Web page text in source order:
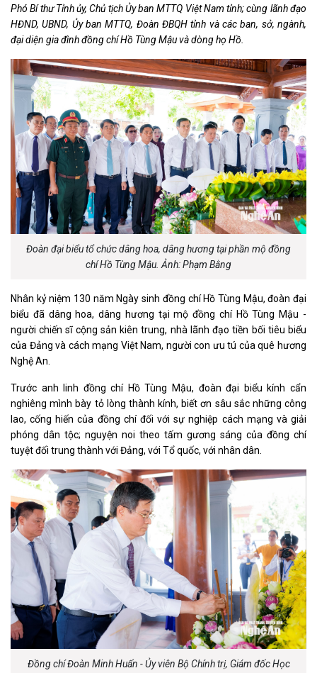
Phó Bí thư Tỉnh ủy, Chủ tịch Ủy ban MTTQ Việt Nam tỉnh; cùng lãnh đạo
HĐND, UBND, Ủy ban MTTQ, Đoàn ĐBQH tỉnh và các ban, sở, ngành,
đại diện gia đình đồng chí Hồ Tùng Mậu và dòng họ Hồ.
Đoàn đại biểu tổ chức dâng hoa, dâng hương tại phần mộ đồng
chí Hồ Tùng Mậu. Ảnh: Phạm Bằng
Nhân kỷ niệm 130 năm Ngày sinh đồng chí Hồ Tùng Mậu, đoàn đại
biểu đã dâng hoa, dâng hương tại mộ đồng chí Hồ Tùng Mậu -
người chiến sĩ cộng sản kiên trung, nhà lãnh đạo tiền bối tiêu biểu
của Đảng và cách mạng Việt Nam, người con ưu tú của quê hương
Nghệ An.
Trước anh linh đồng chí Hồ Tùng Mậu, đoàn đại biểu kính cẩn
nghiêng mình bày tỏ lòng thành kính, biết ơn sâu sắc những công
lao, cống hiến của đồng chí đối với sự nghiệp cách mạng và giải
phóng dân tộc; nguyện noi theo tấm gương sáng của đồng chí
tuyệt đối trung thành với Đảng, với Tổ quốc, với nhân dân.
Đồng chí Đoàn Minh Huấn - Ủy viên Bộ Chính trị, Giám đốc Học